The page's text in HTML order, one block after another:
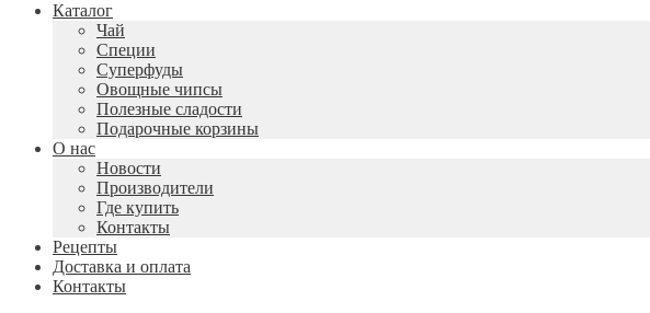
Каталог
Чай
Специи
Cуперфуды
Овощные чипсы
Полезные сладости
Подарочные корзины
О нас
Новости
Производители
Где купить
Контакты
Рецепты
Доставка и оплата
Контакты